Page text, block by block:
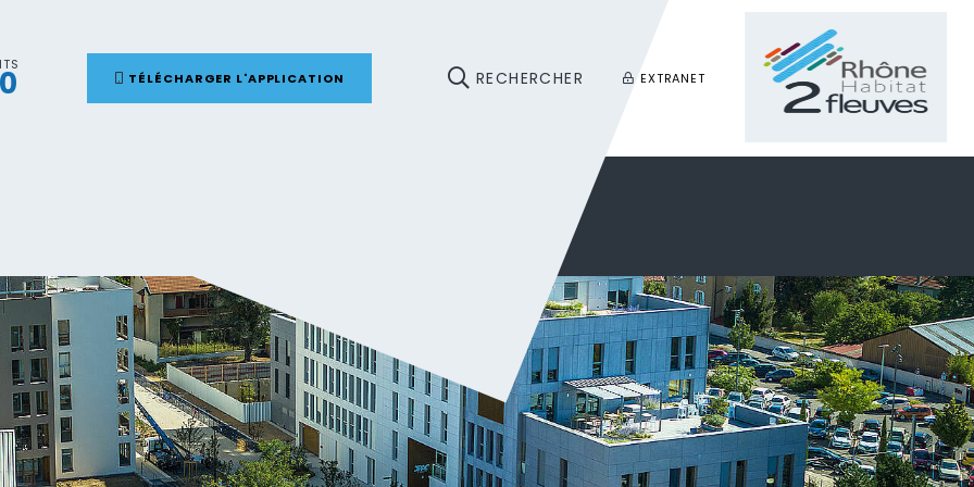
TÉLÉCHARGER L'APPLICATION RECHERCHER EXTRANET
Rechercher